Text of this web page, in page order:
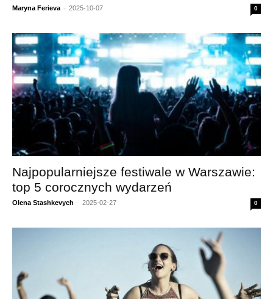
Maryna Ferieva - 2025-10-07 0
Najpopularniejsze festiwale w Warszawie:
top 5 corocznych wydarzeń
Olena Stashkevych - 2025-02-27 0